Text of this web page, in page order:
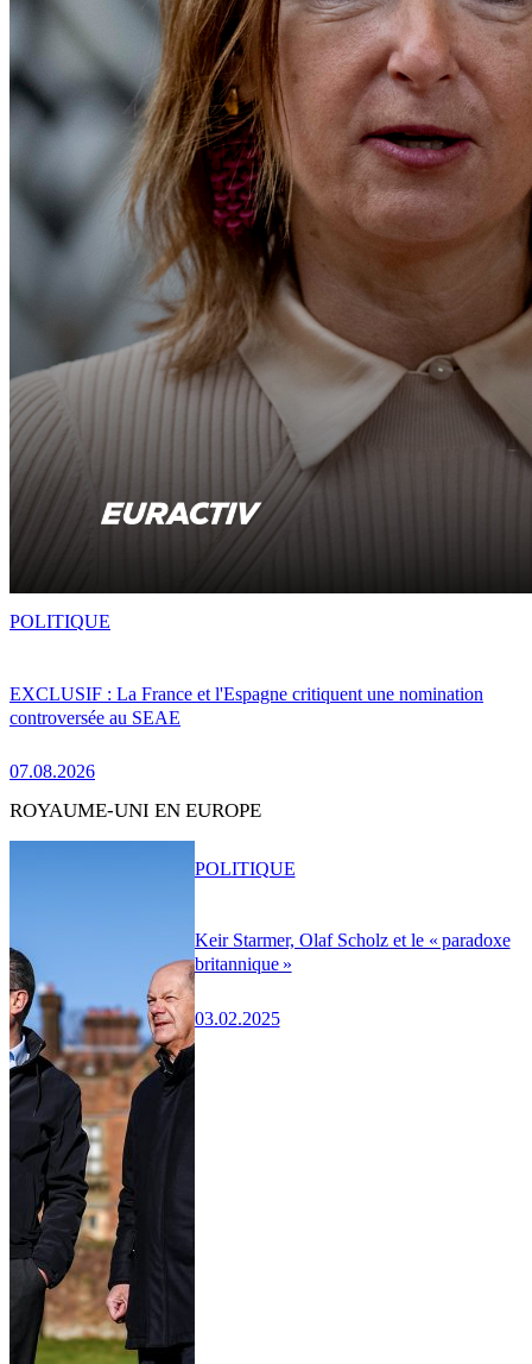
EXCLUSIF : La France et l'Espagne critiquent une nomination
controversée au SEAE
07.08.2026
POLITIQUE
ROYAUME-UNI EN EUROPE
Keir Starmer, Olaf Scholz et le « paradoxe
britannique »
03.02.2025
POLITIQUE